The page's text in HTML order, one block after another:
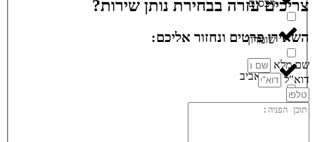
רכסים
שומרון
תל אביב
תל ציון
צריכים עזרה בבחירת נותן שירות?
השאירו פרטים ונחזור אליכם:
שם מלא
דוא"ל